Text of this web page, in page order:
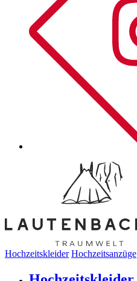
Hochzeitskleider Hochzeitsanzüge